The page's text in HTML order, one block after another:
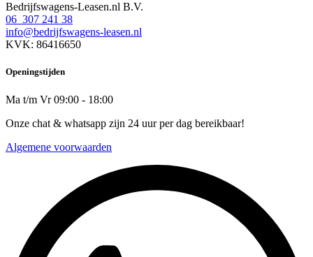
Bedrijfswagens-Leasen.nl B.V.
06 307 241 38
info@bedrijfswagens-leasen.nl
KVK: 86416650
Openingstijden
Ma t/m Vr 09:00 - 18:00
Onze chat & whatsapp zijn 24 uur per dag bereikbaar!
Algemene voorwaarden